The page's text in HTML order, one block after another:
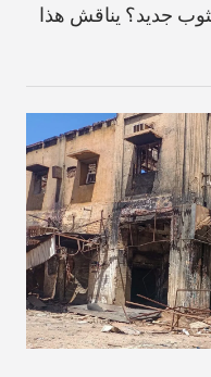
جديد؟ يناقش هذا
دولة أكثر شفافية